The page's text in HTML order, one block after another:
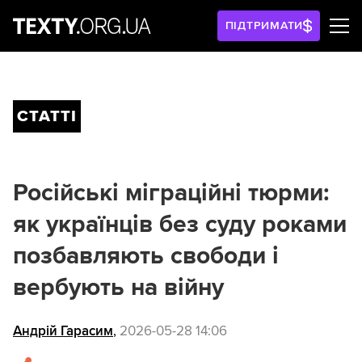
ПІДТРИМАТИ
СТАТТІ
Російські міграційні тюрми:
як українців без суду роками
позбавляють свободи і
вербують на війну
Андрій Гарасим, 2026-05-28 14:06